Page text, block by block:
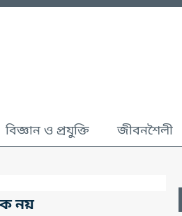
বিজ্ঞান ও প্রযুক্তি জীবনশৈলী
নয়